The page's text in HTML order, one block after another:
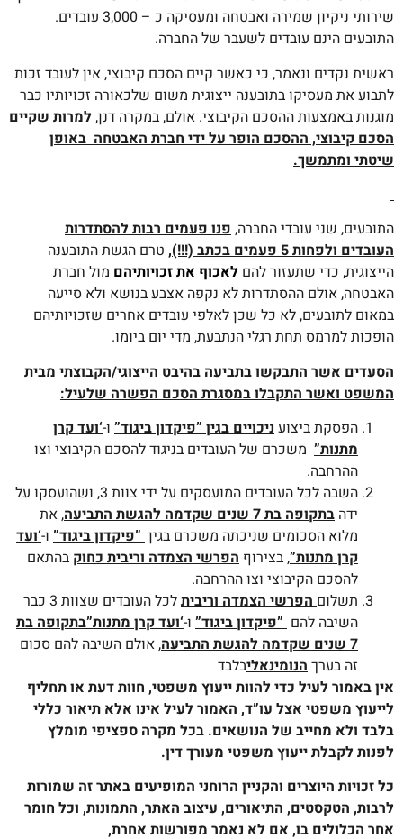
שירותי ניקיון שמירה ואבטחה ומעסיקה כ – 3,000 עובדים.
התובעים הינם עובדים לשעבר של החברה.
ראשית נקדים ונאמר, כי כאשר קיים הסכם קיבוצי, אין לעובד זכות
לתבוע את מעסיקו בתובענה ייצוגית משום שלכאורה זכויותיו כבר
מוגנות באמצעות ההסכם הקיבוצי. אולם, במקרה דנן,למרות שקיים
הסכם קיבוצי, ההסכם הופר על ידי חברת האבטחה באופן
שיטתי ומתמשך.
התובעים, שני עובדי החברה,פנו פעמים רבות להסתדרות
העובדים ולפחות 5 פעמים בכתב (!!!),
טרם הגשת התובענה
הייצוגית, כדי שתעזור להם לאכוף את זכויותיהם מול חברת
האבטחה, אולם ההסתדרות לא נקפה אצבע בנושא ולא סייעה
במאום לתובעים, לא כל שכן לאלפי עובדים אחרים שזכויותיהם
הופכות למרמס תחת רגלי הנתבעת, מדי יום ביומו.
הסעדים אשר התבקשו בתביעה בהיבט הייצוגי/הקבוצתי מבית
המשפט ואשר התקבלו במסגרת הסכם הפשרה שלעיל:
הפסקת ביצועניכויים בגין ”פיקדון ביגוד” ו-‘ועד קרן
מתנות” משכרם של העובדים בניגוד להסכם הקיבוצי וצו
ההרחבה.
השבה לכל העובדים המועסקים על ידי צוות 3, ושהועסקו על
ידה בתקופה בת 7 שנים שקדמה להגשת התביעה
, את
מלוא הסכומים שניכתה משכרם בגין”פיקדון ביגוד” ו-‘ועד
קרן מתנות”, בצירוף הפרשי הצמדה וריבית כחוק בהתאם
להסכם הקיבוצי וצו ההרחבה.
תשלוםהפרשי הצמדה וריבית
לכל העובדים שצוות 3 כבר
השיבה להם ”פיקדון ביגוד” ו-‘ועד קרן מתנות”בתקופה בת
7 שנים שקדמה להגשת התביעה
, אולם השיבה להם סכום
זה בערךהנומינאליבלבד
איןבאמור לעיל כדי להוות ייעוץ משפטי, חוות דעת או תחליף
לייעוץ משפטי אצל עו”ד, האמור לעיל אינו אלא תיאור כללי
בלבד ולא מחייב של הנושאים. בכל מקרה ספציפי מומלץ
לפנות לקבלת ייעוץ משפטי מעורך דין.
כל זכויות היוצרים והקניין הרוחני המופיעים באתר זה שמורות
לרבות, הטקסטים, התיאורים, עיצוב האתר, התמונות, וכל חומר
אחר הכלולים בו, אם לא נאמר מפורשות אחרת,